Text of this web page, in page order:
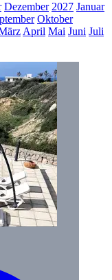
Dezember 2027 Januar
Oktober
April Mai Juni Juli